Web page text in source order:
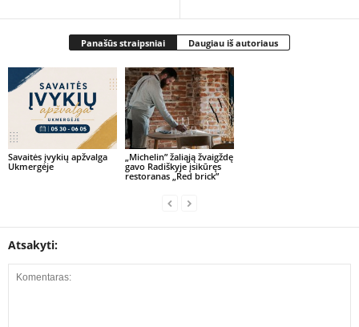
Panašūs straipsniai Daugiau iš autoriaus
Savaitės įvykių apžvalga
Ukmergėje
„Michelin” žaliąją žvaigždę
gavo Radiškyje įsikūręs
restoranas „Red brick”
Atsakyti: